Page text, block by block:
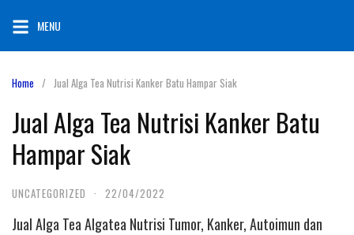
content
MENU
Home Jual Alga Tea Nutrisi Kanker Batu Hampar Siak
Jual Alga Tea Nutrisi Kanker Batu
Hampar Siak
UNCATEGORIZED · 22/04/2022
Jual Alga Tea Algatea Nutrisi Tumor, Kanker, Autoimun dan